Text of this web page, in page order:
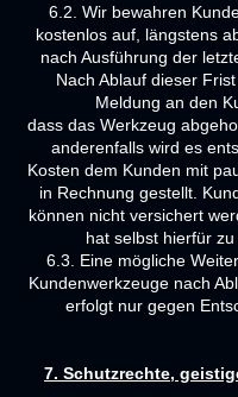
6.2. Wir bewahren
kostenlos auf, längstens
nach Ausführung der
Nach Ablauf dieser
Meldung an den
dass das Werkzeug
anderenfalls wird es
Kosten dem Kunden mit
in Rechnung gestellt.
können nicht versichert
hat selbst hierfür zu
6.3. Eine mögliche
Kundenwerkzeuge nach
erfolgt nur gegen
7. Schutzrechte,